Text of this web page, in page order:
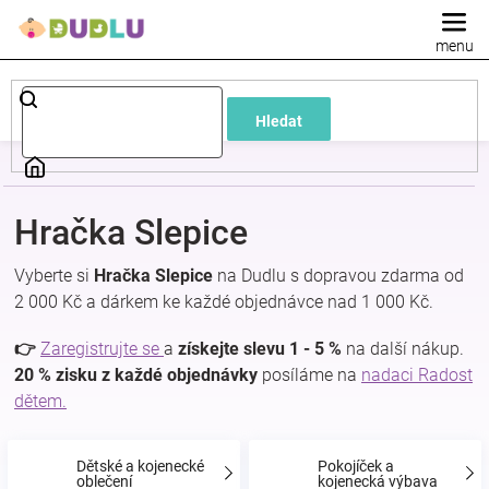
Hledat
Dětské
a
a
Hračka Slepice
Vyberte si Hračka Slepice na Dudlu s dopravou zdarma od
2 000 Kč a dárkem ke každé objednávce nad 1 000 Kč.
👉 Zaregistrujte se a získejte slevu 1 - 5 % na další nákup.
20 % zisku z každé objednávky posíláme na nadaci Radost
dětem.
Dětské a kojenecké
oblečení
Pokojíček a
kojenecká výbava